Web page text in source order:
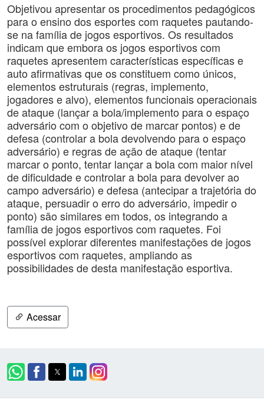
Objetivou apresentar os procedimentos pedagógicos
para o ensino dos esportes com raquetes pautando-
se na família de jogos esportivos. Os resultados
indicam que embora os jogos esportivos com
raquetes apresentem características específicas e
auto afirmativas que os constituem como únicos,
elementos estruturais (regras, implemento,
jogadores e alvo), elementos funcionais operacionais
de ataque (lançar a bola/implemento para o espaço
adversário com o objetivo de marcar pontos) e de
defesa (controlar a bola devolvendo para o espaço
adversário) e regras de ação de ataque (tentar
marcar o ponto, tentar lançar a bola com maior nível
de dificuldade e controlar a bola para devolver ao
campo adversário) e defesa (antecipar a trajetória do
ataque, persuadir o erro do adversário, impedir o
ponto) são similares em todos, os integrando a
família de jogos esportivos com raquetes. Foi
possível explorar diferentes manifestações de jogos
esportivos com raquetes, ampliando as
possibilidades de desta manifestação esportiva.
Acessar